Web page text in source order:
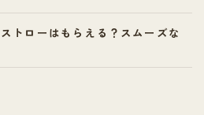
トローはもらえる？スムーズな